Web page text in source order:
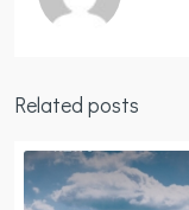
Related posts